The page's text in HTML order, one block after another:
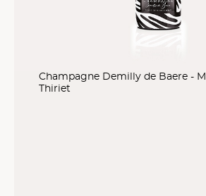
Champagne Demilly de Baere -
Thiriet